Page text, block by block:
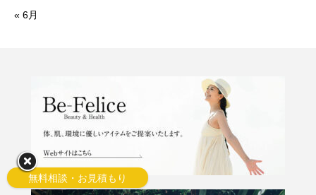
« 6月
無料相談・お見積もり